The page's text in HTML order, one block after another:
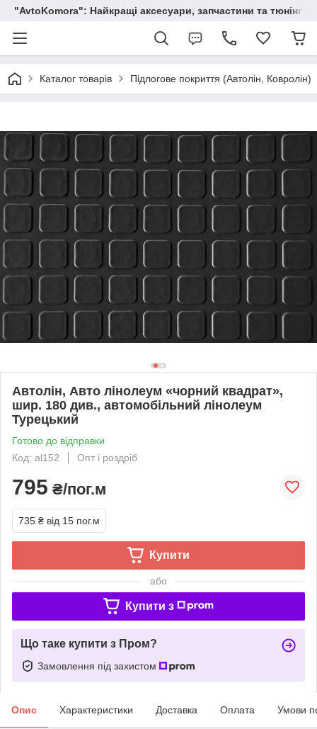
"AvtoKomora": Найкращі аксесуари, запчастини та тюнінг
Каталог товарів Підлогове покриття (Автолін, Ковролін)
Автолін, Авто лінолеум «чорний квадрат»,
шир. 180 див., автомобільний лінолеум
Турецький
Готово до відправки
Код: al152
Опт і роздріб
795 ₴/пог.м
735 ₴ від 15 пог.м
Купити
або
Купити з
Що таке купити з Пром?
Замовлення під захистом
Опис Характеристики Доставка Оплата Умови